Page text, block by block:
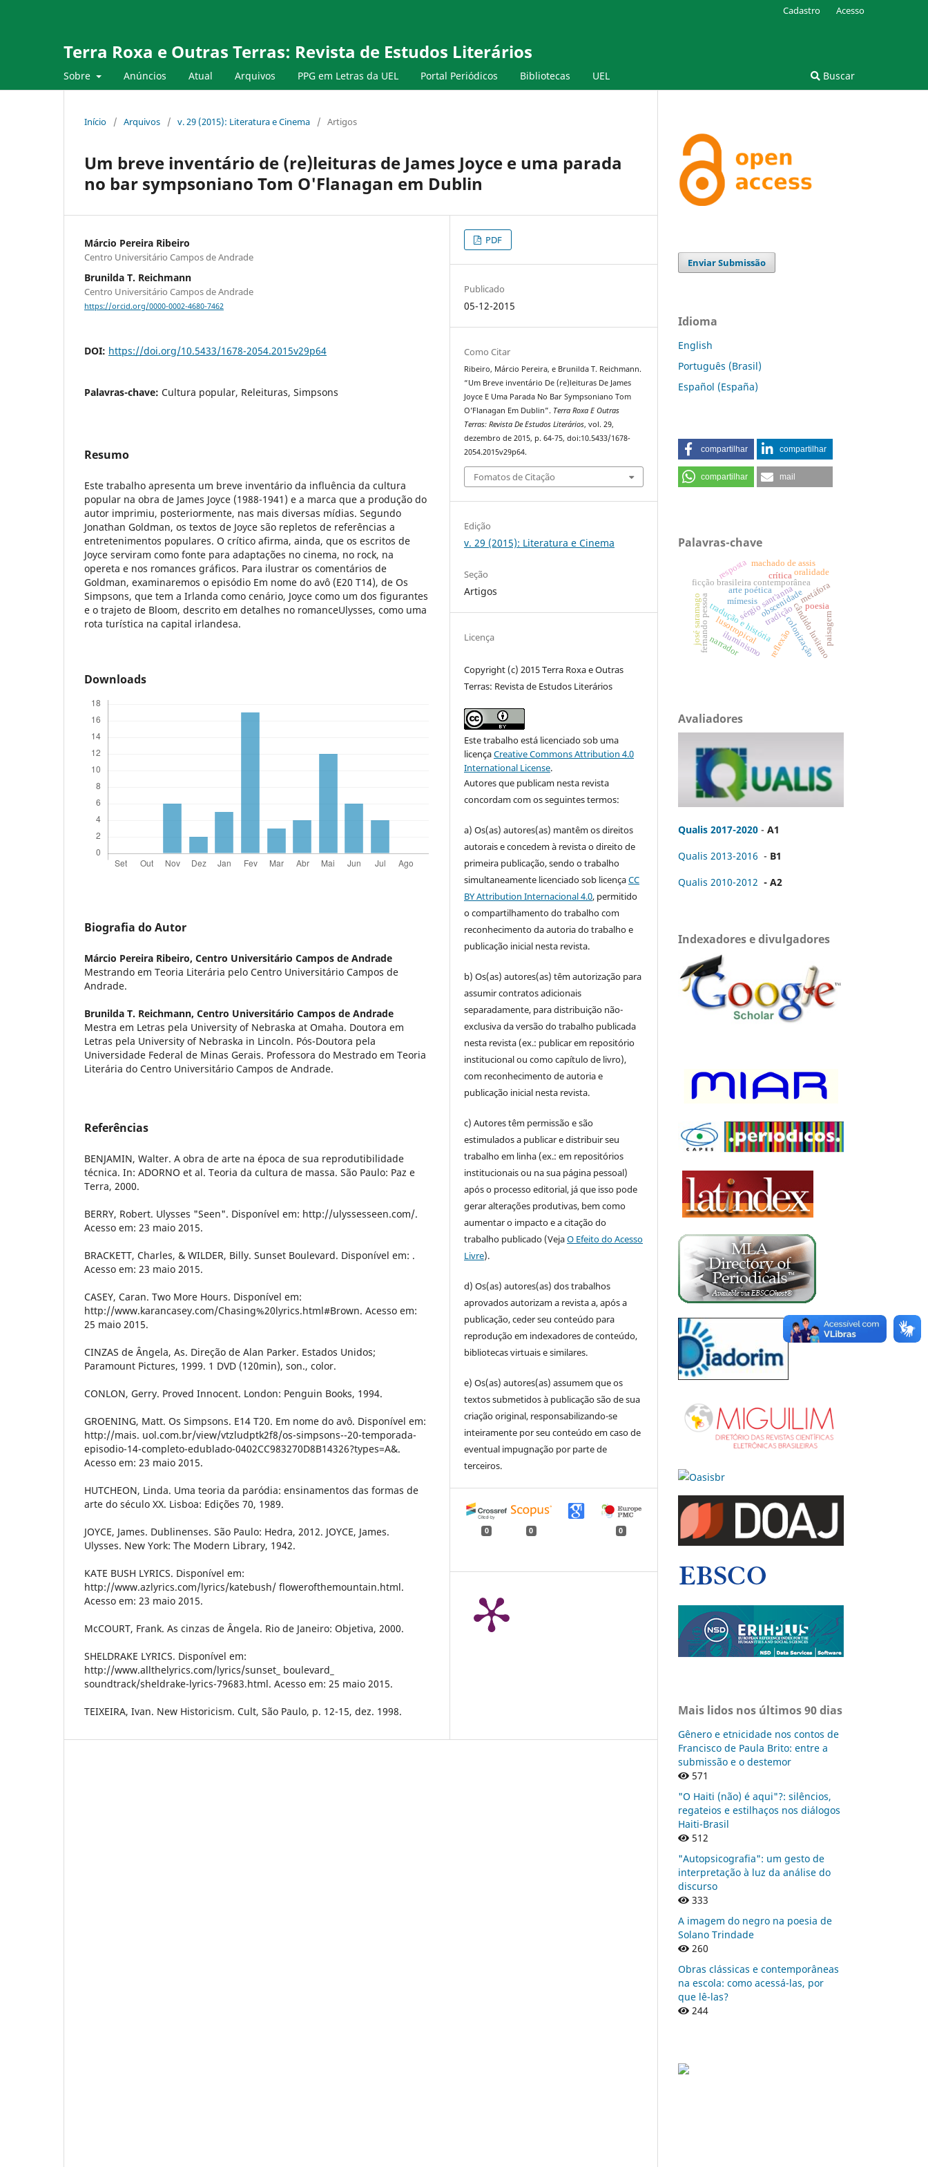
Terra Roxa e Outras Terras: Revista de Estudos Literários
Sobre Anúncios Atual Arquivos PPG em Letras da UEL Portal Periódicos Bibliotecas UEL Buscar
Cadastro Acesso
Início / Arquivos / v. 29 (2015): Literatura e Cinema / Artigos
Um breve inventário de (re)leituras de James Joyce e uma parada
no bar sympsoniano Tom O'Flanagan em Dublin
Márcio Pereira Ribeiro
Centro Universitário Campos de Andrade
Brunilda T. Reichmann
Centro Universitário Campos de Andrade
https://orcid.org/0000-0002-4680-7462
DOI: https://doi.org/10.5433/1678-2054.2015v29p64
Palavras-chave: Cultura popular, Releituras, Simpsons
Resumo
Este trabalho apresenta um breve inventário da influência da cultura
popular na obra de James Joyce (1988-1941) e a marca que a produção do
autor imprimiu, posteriormente, nas mais diversas mídias. Segundo
Jonathan Goldman, os textos de Joyce são repletos de referências a
entretenimentos populares. O crítico afirma, ainda, que os escritos de
Joyce serviram como fonte para adaptações no cinema, no rock, na
opereta e nos romances gráficos. Para ilustrar os comentários de
Goldman, examinaremos o episódio Em nome do avô (E20 T14), de Os
Simpsons, que tem a Irlanda como cenário, Joyce como um dos figurantes
e o trajeto de Bloom, descrito em detalhes no romanceUlysses, como uma
rota turística na capital irlandesa.
Downloads
Biografia do Autor
Márcio Pereira Ribeiro, Centro Universitário Campos de Andrade
Mestrando em Teoria Literária pelo Centro Universitário Campos de
Andrade.
Brunilda T. Reichmann, Centro Universitário Campos de Andrade
Mestra em Letras pela University of Nebraska at Omaha. Doutora em
Letras pela University of Nebraska in Lincoln. Pós-Doutora pela
Universidade Federal de Minas Gerais. Professora do Mestrado em Teoria
Literária do Centro Universitário Campos de Andrade.
Referências
BENJAMIN, Walter. A obra de arte na época de sua reprodutibilidade
técnica. In: ADORNO et al. Teoria da cultura de massa. São Paulo: Paz e
Terra, 2000.
BERRY, Robert. Ulysses "Seen". Disponível em: http://ulyssesseen.com/.
Acesso em: 23 maio 2015.
BRACKETT, Charles, & WILDER, Billy. Sunset Boulevard. Disponível em: .
Acesso em: 23 maio 2015.
CASEY, Caran. Two More Hours. Disponível em:
http://www.karancasey.com/Chasing%20lyrics.html#Brown. Acesso em:
25 maio 2015.
CINZAS de Ângela, As. Direção de Alan Parker. Estados Unidos;
Paramount Pictures, 1999. 1 DVD (120min), son., color.
CONLON, Gerry. Proved Innocent. London: Penguin Books, 1994.
GROENING, Matt. Os Simpsons. E14 T20. Em nome do avô. Disponível em:
http://mais. uol.com.br/view/vtzludptk2f8/os-simpsons--20-temporada-
episodio-14-completo-edublado-0402CC983270D8B14326?types=A&.
Acesso em: 23 maio 2015.
HUTCHEON, Linda. Uma teoria da paródia: ensinamentos das formas de
arte do século XX. Lisboa: Edições 70, 1989.
JOYCE, James. Dublinenses. São Paulo: Hedra, 2012. JOYCE, James.
Ulysses. New York: The Modern Library, 1942.
KATE BUSH LYRICS. Disponível em:
http://www.azlyrics.com/lyrics/katebush/ flowerofthemountain.html.
Acesso em: 23 maio 2015.
McCOURT, Frank. As cinzas de Ângela. Rio de Janeiro: Objetiva, 2000.
SHELDRAKE LYRICS. Disponível em:
http://www.allthelyrics.com/lyrics/sunset_ boulevard_
soundtrack/sheldrake-lyrics-79683.html. Acesso em: 25 maio 2015.
TEIXEIRA, Ivan. New Historicism. Cult, São Paulo, p. 12-15, dez. 1998.
PDF
Publicado
05-12-2015
Como Citar
Ribeiro, Márcio Pereira, e Brunilda T. Reichmann.
“Um Breve inventário De (re)leituras De James
Joyce E Uma Parada No Bar Sympsoniano Tom
O’Flanagan Em Dublin”. Terra Roxa E Outras
Terras: Revista De Estudos Literários, vol. 29,
dezembro de 2015, p. 64-75, doi:10.5433/1678-
2054.2015v29p64.
Fomatos de Citação
Edição
v. 29 (2015): Literatura e Cinema
Seção
Artigos
Licença
Copyright (c) 2015 Terra Roxa e Outras
Terras: Revista de Estudos Literários
Este trabalho está licenciado sob uma
licençaCreative Commons Attribution 4.0
International License.
Autores que publicam nesta revista
concordam com os seguintes termos:
a) Os(as) autores(as) mantêm os direitos
autorais e concedem à revista o direito de
primeira publicação, sendo o trabalho
simultaneamente licenciado sob licençaCC
BY Attribution Internacional 4.0, permitido
o compartilhamento do trabalho com
reconhecimento da autoria do trabalho e
publicação inicial nesta revista.
b) Os(as) autores(as) têm autorização para
assumir contratos adicionais
separadamente, para distribuição não-
exclusiva da versão do trabalho publicada
nesta revista (ex.: publicar em repositório
institucional ou como capítulo de livro),
com reconhecimento de autoria e
publicação inicial nesta revista.
c) Autores têm permissão e são
estimulados a publicar e distribuir seu
trabalho em linha (ex.: em repositórios
institucionais ou na sua página pessoal)
após o processo editorial, já que isso pode
gerar alterações produtivas, bem como
aumentar o impacto e a citação do
trabalho publicado (VejaO Efeito do Acesso
Livre).
d) Os(as) autores(as) dos trabalhos
aprovados autorizam a revista a, após a
publicação, ceder seu conteúdo para
reprodução em indexadores de conteúdo,
bibliotecas virtuais e similares.
e) Os(as) autores(as) assumem que os
textos submetidos à publicação são de sua
criação original, responsabilizando-se
inteiramente por seu conteúdo em caso de
eventual impugnação por parte de
terceiros.
0 0 0
Enviar Submissão
Idioma
English
Português (Brasil)
Español (España)
compartilhar compartilhar
compartilhar mail
Palavras-chave
sérgio sant'anna
obscenidade
ficção brasileira contemporânea
tradução e história cândido lusitano
arte poética
tradição
lusotropical colonização
crítica
reflexão
iluminismo
fernando pessoa mímesis
poesia
metáfora
resposta
paisagem
narrador
machado de assis
oralidade
josé saramago
Avaliadores
Qualis 2017-2020 - A1
Qualis 2013-2016 - B1
Qualis 2010-2012 - A2
Indexadores e divulgadores
Mais lidos nos últimos 90 dias
Gênero e etnicidade nos contos de
Francisco de Paula Brito: entre a
submissão e o destemor
571
"O Haiti (não) é aqui"?: silêncios,
regateios e estilhaços nos diálogos
Haiti-Brasil
512
"Autopsicografia": um gesto de
interpretação à luz da análise do
discurso
333
A imagem do negro na poesia de
Solano Trindade
260
Obras clássicas e contemporâneas
na escola: como acessá-las, por
que lê-las?
244